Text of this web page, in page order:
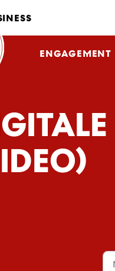
ENGAGEMENT